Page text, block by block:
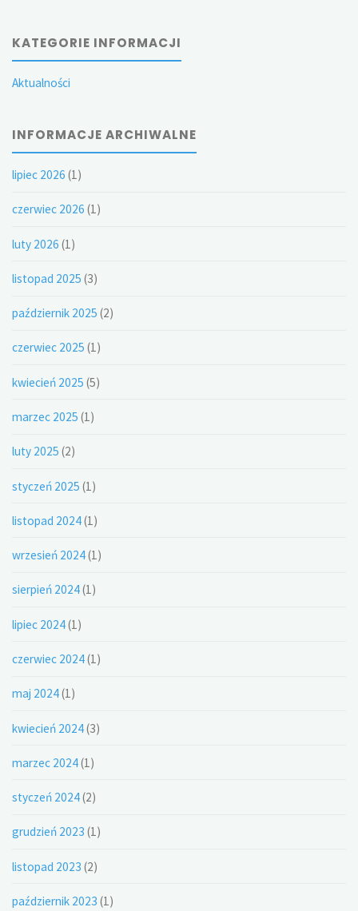
KATEGORIE INFORMACJI
Aktualności
INFORMACJE ARCHIWALNE
lipiec 2026 (1)
czerwiec 2026 (1)
luty 2026 (1)
listopad 2025 (3)
październik 2025 (2)
czerwiec 2025 (1)
kwiecień 2025 (5)
marzec 2025 (1)
luty 2025 (2)
styczeń 2025 (1)
listopad 2024(1)
wrzesień 2024(1)
sierpień 2024(1)
lipiec 2024(1)
czerwiec 2024(1)
maj 2024(1)
kwiecień 2024(3)
marzec 2024(1)
styczeń 2024(2)
grudzień 2023 (1)
listopad 2023 (2)
październik 2023 (1)